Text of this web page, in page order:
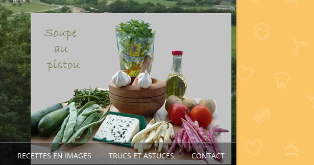
RECETTES EN IMAGES TRUCS ET ASTUCES CONTACT